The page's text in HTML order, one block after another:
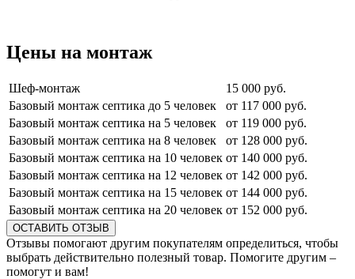
Цены на монтаж
Шеф-монтаж
15 000 руб.
Базовый монтаж септика до 5 человек
от 117 000 руб.
Базовый монтаж септика на 5 человек
от 119 000 руб.
Базовый монтаж септика на 8 человек
от 128 000 руб.
Базовый монтаж септика на 10 человек от 140 000 руб.
Базовый монтаж септика на 12 человек от 142 000 руб.
Базовый монтаж септика на 15 человек от 144 000 руб.
Базовый монтаж септика на 20 человек от 152 000 руб.
ОСТАВИТЬ ОТЗЫВ
Отзывы помогают другим покупателям определиться, чтобы
выбрать действительно полезный товар. Помогите другим –
помогут и вам!